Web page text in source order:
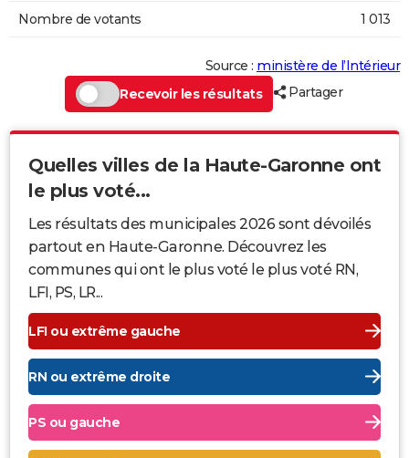
Nombre de votants 1 013
Source : ministère de l’Intérieur
Recevoir les résultats
Partager
Quelles villes de la Haute-Garonne ont
le plus voté...
Les résultats des municipales 2026 sont dévoilés
partout en Haute-Garonne. Découvrez les
communes qui ont le plus voté le plus voté RN,
LFI, PS, LR...
LFI ou extrême gauche
RN ou extrême droite
PS ou gauche